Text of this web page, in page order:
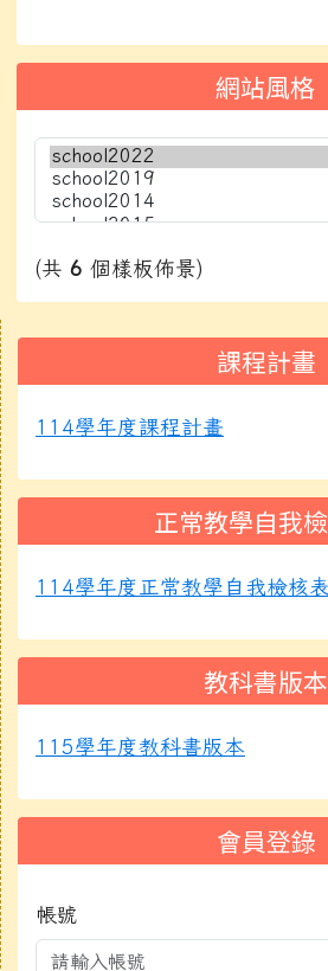
網站風格
(共 6 個樣板佈景)
課程計畫
114學年度課程計畫
正常教學自我
114學年度正常教學自我檢核表
教科書版本
115學年度教科書版本
會員登錄
帳號